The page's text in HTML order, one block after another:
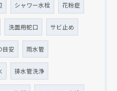
シャワー水栓 花粉症
洗面用蛇口 サビ止め
目安 雨水管
排水管洗浄